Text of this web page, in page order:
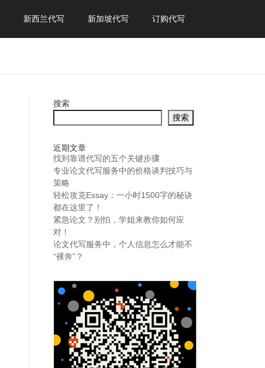
新西兰代写 新加坡代写 订购代写
搜索
搜索
近期文章
找到靠谱代写的五个关键步骤
专业论文代写服务中的价格谈判技巧与
策略
轻松攻克Essay：一小时1500字的秘诀
都在这里了！
紧急论文？别怕，学姐来教你如何应
对！
论文代写服务中，个人信息怎么才能不
“裸奔”？